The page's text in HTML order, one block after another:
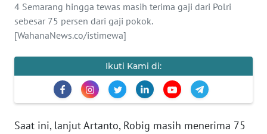
4 Semarang hingga tewas masih terima gaji dari Polri
sebesar 75 persen dari gaji pokok.
[WahanaNews.co/istimewa]
Ikuti Kami di:
Saat ini, lanjut Artanto, Robig masih menerima 75
PENDIDIKAN